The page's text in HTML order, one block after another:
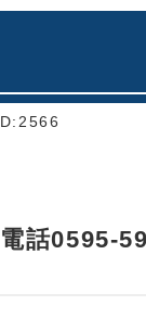
ID:2566
話0595-